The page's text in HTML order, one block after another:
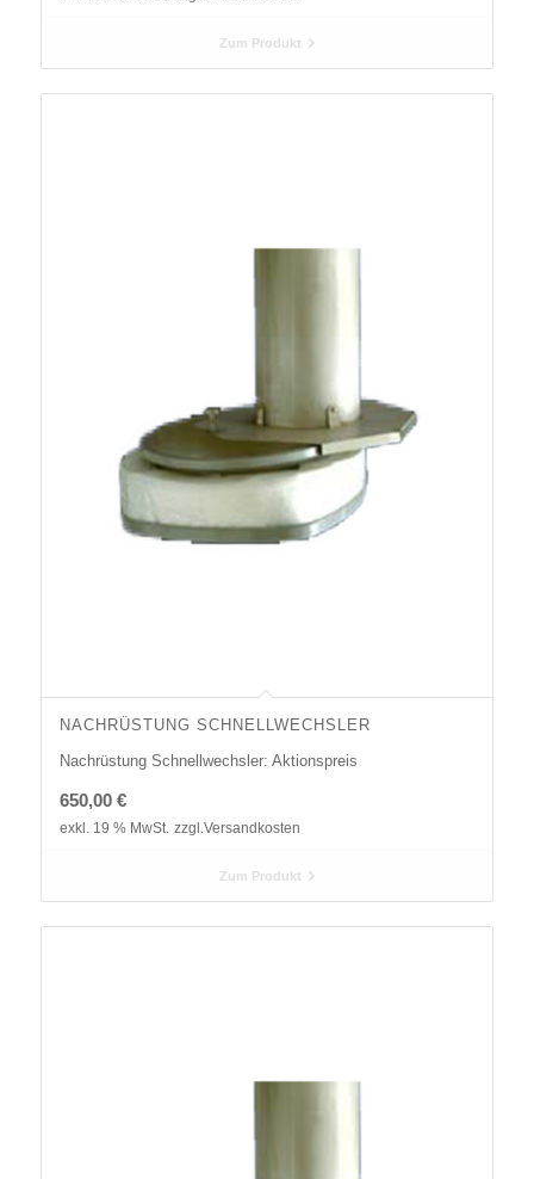
Zum Produkt
NACHRÜSTUNG SCHNELLWECHSLER
Nachrüstung Schnellwechsler: Aktionspreis
650,00 €
exkl. 19 % MwSt. zzgl. Versandkosten
Zum Produkt